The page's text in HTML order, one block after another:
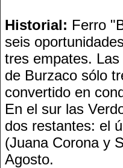
Historial: Ferro
seis
tres empates.
de Burzaco sólo
convertido en
En el sur las
dos restantes: el
(Juana Corona y
Agosto.